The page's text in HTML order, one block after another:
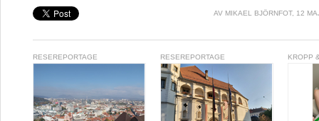
AV MIKAEL BJÖRNFOT, 12
RESEREPORTAGE RESEREPORTAGE KROPP